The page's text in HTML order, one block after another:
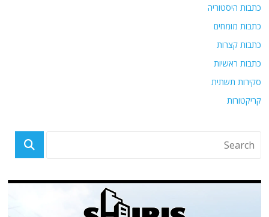
כתבות היסטוריה
כתבות מומחים
כתבות קצרות
כתבות ראשיות
סקירות תשתית
קריקטורות